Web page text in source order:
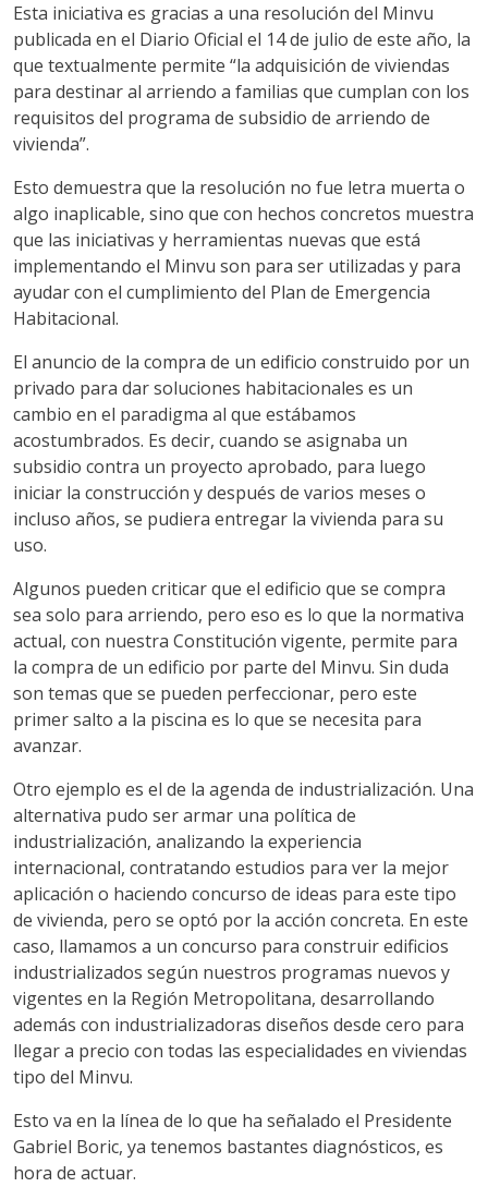
Esta iniciativa es gracias a una resolución del Minvu
publicada en el Diario Oficial el 14 de julio de este año, la
que textualmente permite “la adquisición de viviendas
para destinar al arriendo a familias que cumplan con los
requisitos del programa de subsidio de arriendo de
vivienda”.
Esto demuestra que la resolución no fue letra muerta o
algo inaplicable, sino que con hechos concretos muestra
que las iniciativas y herramientas nuevas que está
implementando el Minvu son para ser utilizadas y para
ayudar con el cumplimiento del Plan de Emergencia
Habitacional.
El anuncio de la compra de un edificio construido por un
privado para dar soluciones habitacionales es un
cambio en el paradigma al que estábamos
acostumbrados. Es decir, cuando se asignaba un
subsidio contra un proyecto aprobado, para luego
iniciar la construcción y después de varios meses o
incluso años, se pudiera entregar la vivienda para su
uso.
Algunos pueden criticar que el edificio que se compra
sea solo para arriendo, pero eso es lo que la normativa
actual, con nuestra Constitución vigente, permite para
la compra de un edificio por parte del Minvu. Sin duda
son temas que se pueden perfeccionar, pero este
primer salto a la piscina es lo que se necesita para
avanzar.
Otro ejemplo es el de la agenda de industrialización. Una
alternativa pudo ser armar una política de
industrialización, analizando la experiencia
internacional, contratando estudios para ver la mejor
aplicación o haciendo concurso de ideas para este tipo
de vivienda, pero se optó por la acción concreta. En este
caso, llamamos a un concurso para construir edificios
industrializados según nuestros programas nuevos y
vigentes en la Región Metropolitana, desarrollando
además con industrializadoras diseños desde cero para
llegar a precio con todas las especialidades en viviendas
tipo del Minvu.
Esto va en la línea de lo que ha señalado el Presidente
Gabriel Boric, ya tenemos bastantes diagnósticos, es
hora de actuar.